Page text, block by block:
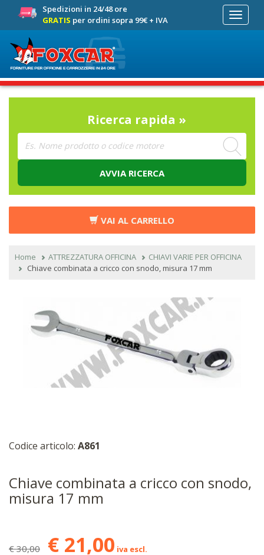
Spedizioni in 24/48 ore
GRATIS per ordini sopra 99€ + IVA
Toggle
Ricerca rapida »
AVVIA RICERCA
VAI AL CARRELLO
Home ATTREZZATURA OFFICINA
CHIAVI VARIE PER OFFICINA
Chiave combinata a cricco con snodo, misura 17 mm
Codice articolo: A861
Chiave combinata a cricco con snodo,
misura 17 mm
€ 30,00 € 21,00 iva escl.